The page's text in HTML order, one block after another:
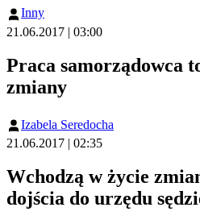
Inny
21.06.2017 | 03:00
Praca samorządowca
zmiany
Izabela Seredocha
21.06.2017 | 02:35
Wchodzą w życie
dojścia do urzędu